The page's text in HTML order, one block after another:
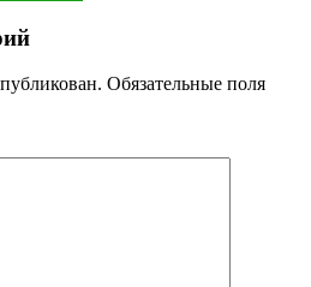
Обязательные поля